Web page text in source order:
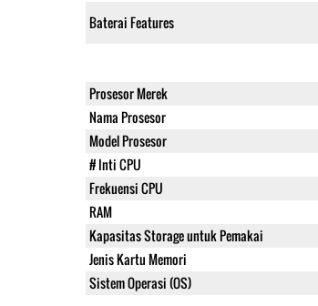
Baterai Features
Prosesor Merek
Nama Prosesor
Model Prosesor
# Inti CPU
Frekuensi CPU
RAM
Kapasitas Storage untuk Pemakai
Jenis Kartu Memori
Sistem Operasi (OS)